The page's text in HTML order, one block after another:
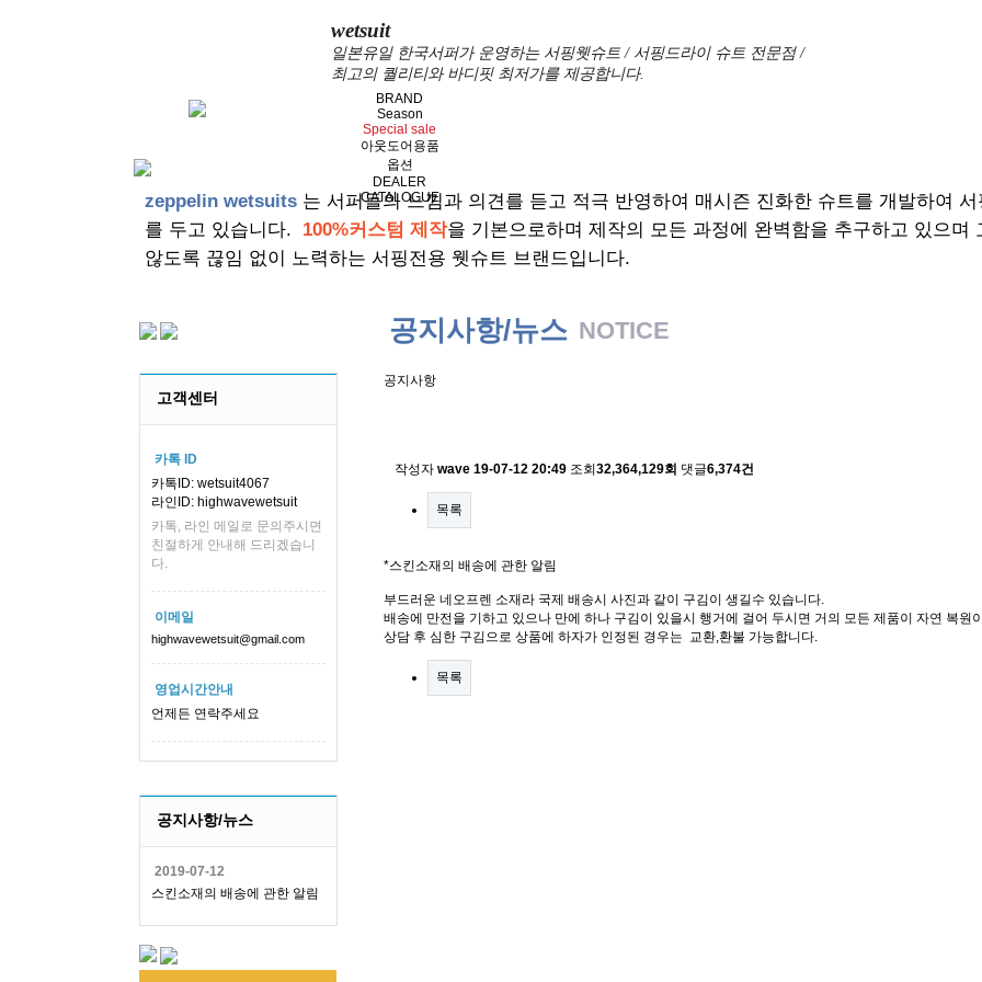
wetsuit
일본유일 한국서퍼가 운영하는 서핑웻슈트 / 서핑드라이 슈트 전문점 /
최고의 퀄리티와 바디핏 최저가를 제공합니다.
BRAND
Season
Special sale
아웃도어용품
옵션
DEALER
CATALOGUE
zeppelin wetsuits 는 서퍼들의 느낌과 의견를 듣고 적극 반영하여 매시즌 진화한 슈트를 개발하여
를 두고 있습니다. 100%커스텀 제작을 기본으로하며 제작의 모든 과정에 완벽함을 추구하고 있으며
않도록 끊임 없이 노력하는 서핑전용 웻슈트 브랜드입니다.
고객센터
카톡 ID
카톡ID: wetsuit4067
라인ID: highwavewetsuit
카톡, 라인 메일로 문의주시면
친절하게 안내해 드리겠습니
다.
이메일
highwavewetsuit@gmail.com
영업시간안내
언제든 연락주세요
공지사항/뉴스
2019-07-12
스킨소재의 배송에 관한 알림
공지사항/뉴스 NOTICE
공지사항
작성자 wave 19-07-12 20:49 조회 32,364,129회 댓글6,374건
목록
*스킨소재의 배송에 관한 알림
부드러운 네오프렌 소재라 국제 배송시 사진과 같이 구김이 생길수 있습니다.
배송에 만전을 기하고 있으나 만에 하나 구김이 있을시 행거에 걸어 두시면 거의 모든 제품이 자연 복원
상담 후 심한 구김으로 상품에 하자가 인정된 경우는 교환,환불 가능합니다.
목록